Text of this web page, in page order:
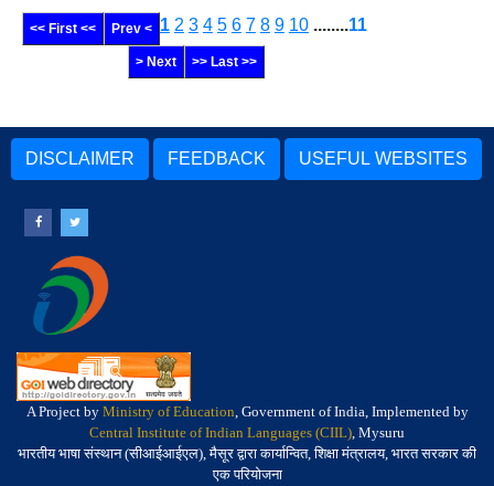
<< First << Prev < 1 2 3 4 5 6 7 8 9 10 ........11
> Next >> Last >>
DISCLAIMER FEEDBACK USEFUL WEBSITES
A Project by Ministry of Education, Government of India, Implemented by
Central Institute of Indian Languages (CIIL), Mysuru
भारतीय भाषा संस्थान (सीआईआईएल), मैसूर द्वारा कार्यान्वित, शिक्षा मंत्रालय, भारत सरकार की
एक परियोजना